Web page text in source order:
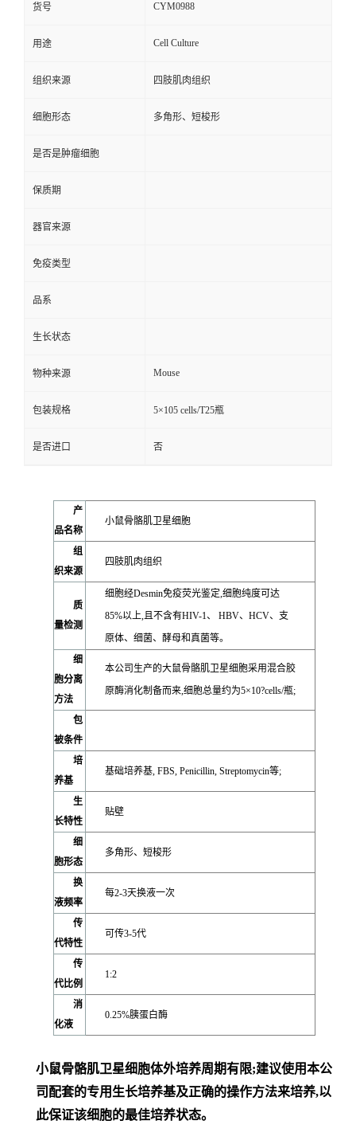
货号 CYM0988
用途 Cell Culture
组织来源 四肢肌肉组织
细胞形态 多角形、短梭形
是否是肿瘤细胞
保质期
器官来源
免疫类型
品系
生长状态
物种来源 Mouse
包装规格 5×105 cells/T25瓶
是否进口 否
产
品名称
小鼠骨骼肌卫星细胞
组
织来源
四肢肌肉组织
质
量检测
细胞经Desmin免疫荧光鉴定,细胞纯度可达
85%以上,且不含有HIV-1、 HBV、HCV、支
原体、细菌、酵母和真菌等。
细
胞分离
方法
本公司生产的大鼠骨骼肌卫星细胞采用混合胶
原酶消化制备而来,细胞总量约为5×10?cells/瓶;
包
被条件
培
养基
基础培养基, FBS, Penicillin, Streptomycin等;
生
长特性
贴壁
细
胞形态
多角形、短梭形
换
液频率
每2-3天换液一次
传
代特性
可传3-5代
传
代比例
1:2
消
化液
0.25%胰蛋白酶
小鼠骨骼肌卫星细胞体外培养周期有限;建议使用本公
司配套的专用生长培养基及正确的操作方法来培养,以
此保证该细胞的最佳培养状态。